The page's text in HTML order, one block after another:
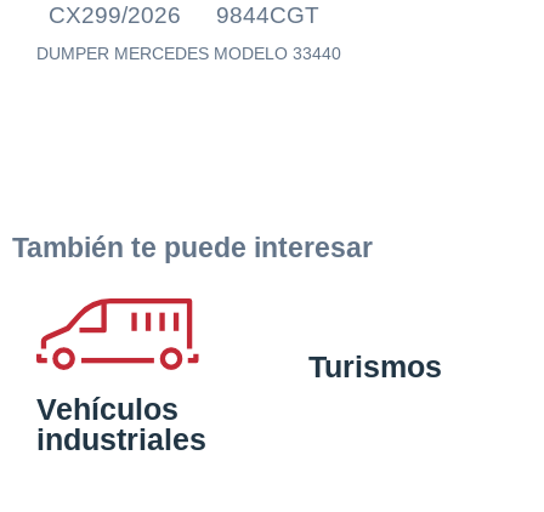
CX299/2026 9844CGT
DUMPER MERCEDES MODELO 33440
También te puede interesar
Vehículos
industriales
Turismos